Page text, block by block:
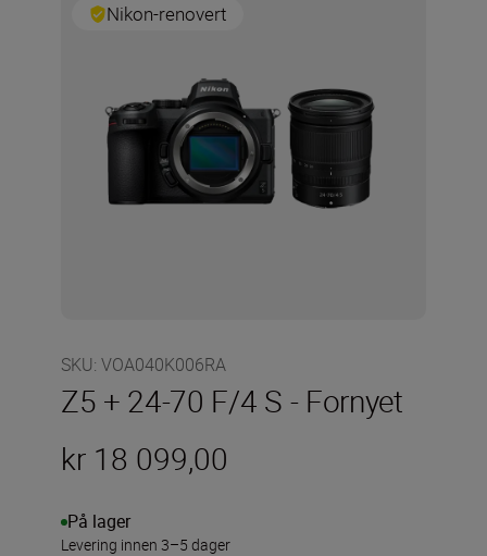
Nikon-renovert
SKU: VOA040K006RA
Z5 + 24-70 F/4 S - Fornyet
kr 18 099,00
På lager
Levering innen 3–5 dager